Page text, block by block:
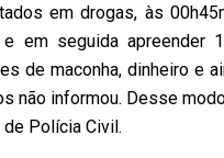
em drogas, às
em seguida apreender
de maconha, dinheiro e
não informou. Desse
Polícia Civil.